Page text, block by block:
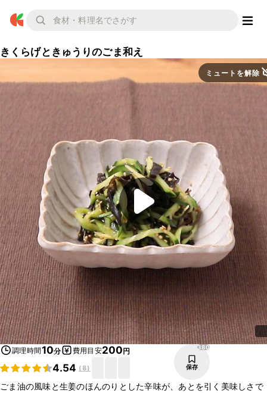
きくらげときゅうりのごま和え
ミュートを解除
調理時間10分 費用目安200円
4.54 (8)
380
保存
ごま油の風味と生姜のほんのりとした辛味が、あとを引く美味しさで